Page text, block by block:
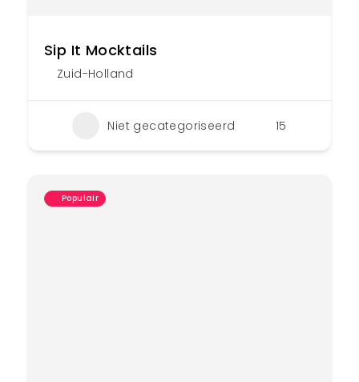
Sip It Mocktails
Zuid-Holland
Niet gecategoriseerd 15
Populair